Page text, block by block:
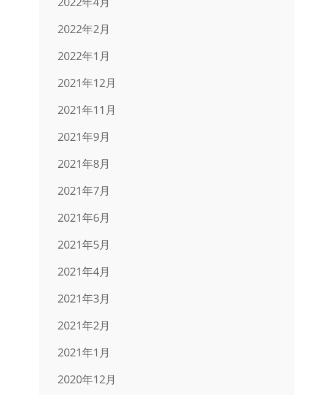
2022年2月
2022年1月
2021年12月
2021年11月
2021年9月
2021年8月
2021年7月
2021年6月
2021年5月
2021年4月
2021年3月
2021年2月
2021年1月
2020年12月